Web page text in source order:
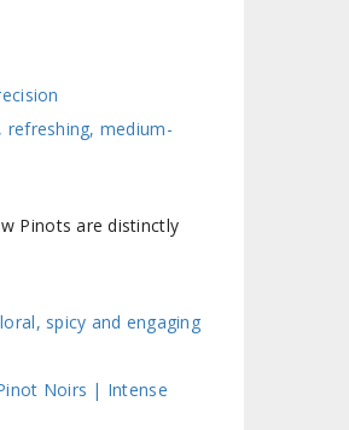
refreshing, medium-
Pinots are distinctly
spicy and engaging
Noirs | Intense